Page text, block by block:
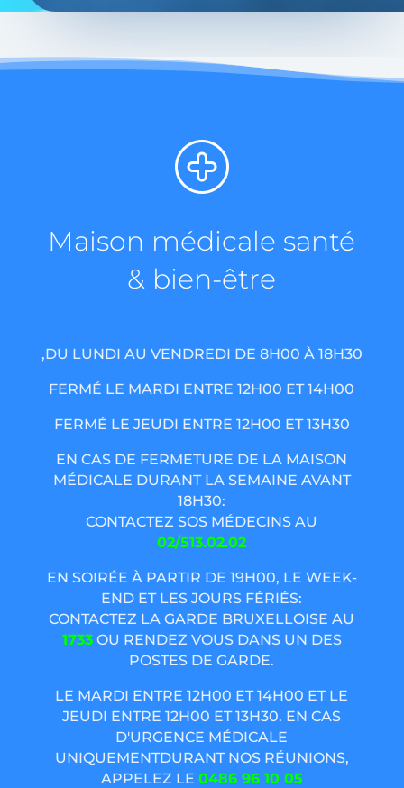
Maison médicale santé
& bien-être
,DU LUNDI AU VENDREDI DE 8H00 À 18H30
FERMÉ LE MARDI ENTRE 12H00 ET 14H00
FERMÉ LE JEUDI ENTRE 12H00 ET 13H30
EN CAS DE FERMETURE DE LA MAISON
MÉDICALE DURANT LA SEMAINE AVANT
18H30:
CONTACTEZ SOS MÉDECINS AU
02/513.02.02
EN SOIRÉE À PARTIR DE 19H00, LE WEEK-
END ET LES JOURS FÉRIÉS:
CONTACTEZ LA GARDE BRUXELLOISE AU
1733OU RENDEZ VOUS DANS UN DES
POSTES DE GARDE.
LE MARDI ENTRE 12H00 ET 14H00 ET LE
JEUDI ENTRE 12H00 ET 13H30. EN CAS
D'URGENCE MÉDICALE
UNIQUEMENTDURANT NOS RÉUNIONS,
APPELEZ LE 0486 96 10 05